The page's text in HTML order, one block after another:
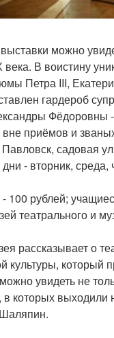
можно
В воистину
Петра III,
гардероб
Фёдоровны
приёмов и
садовая
- вторник, среда,
100 рублей;
театрального и
рассказывает о
культуры,
увидеть не
в которых